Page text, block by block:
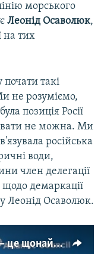
морського
Леонід Осаволюк,
на тих
такі
не розуміємо,
позиція Росії
не можна. Ми
російська
води,
член делегації
щодо демаркації
Леонід Осаволюк.
Конфлікт в Азовському морі – це щонайменше форма економічної війни Росії проти України